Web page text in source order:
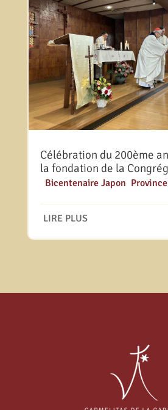
Célébration du 200ème
la fondation de la
Bicentenaire Japon
LIRE PLUS